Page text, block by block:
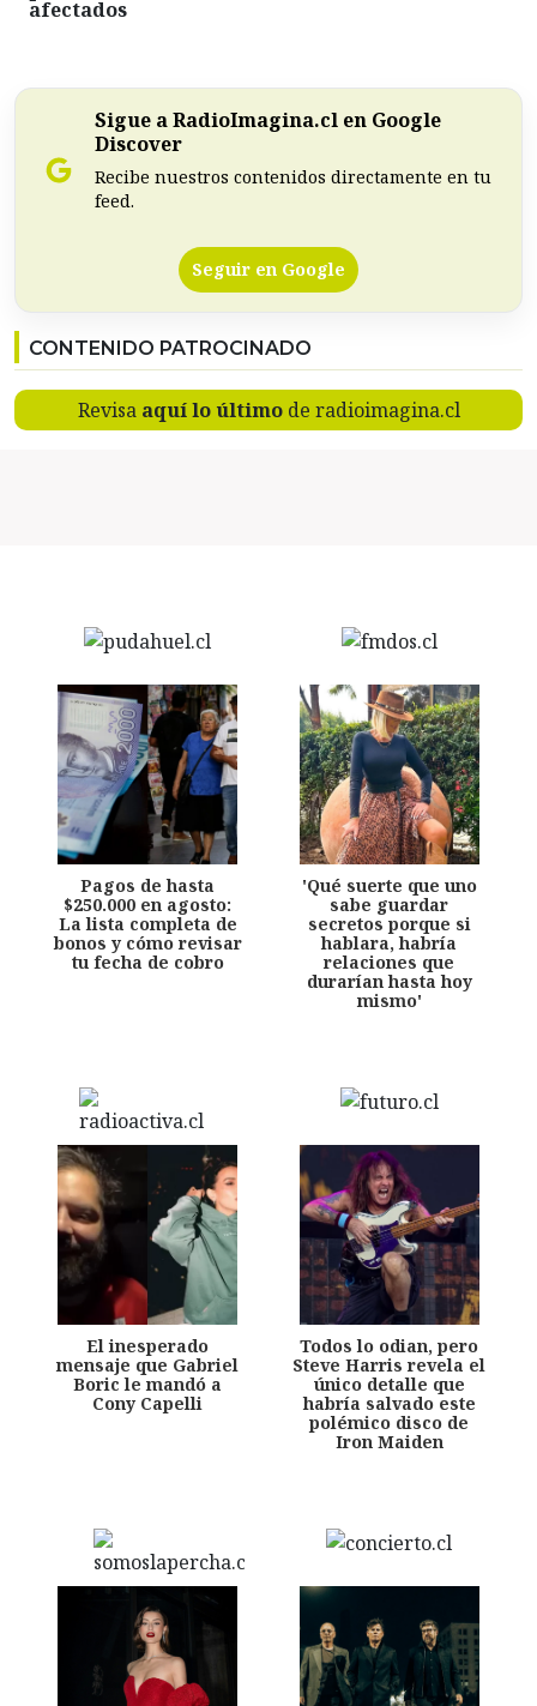
afectados
Sigue a RadioImagina.cl en Google
Discover
Recibe nuestros contenidos directamente en tu
feed.
Seguir en Google
CONTENIDO PATROCINADO
Revisa aquí lo últimode radioimagina.cl
Pagos de hasta
$250.000 en agosto:
La lista completa de
bonos y cómo revisar
tu fecha de cobro
'Qué suerte que uno
sabe guardar
secretos porque si
hablara, habría
relaciones que
durarían hasta hoy
mismo'
El inesperado
mensaje que Gabriel
Boric le mandó a
Cony Capelli
Todos lo odian, pero
Steve Harris revela el
único detalle que
habría salvado este
polémico disco de
Iron Maiden